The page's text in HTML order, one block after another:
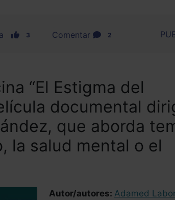
3 Comentar 2
“El Estigma del
documental
que aborda
la salud mental o el
Autor/autores: Adamed